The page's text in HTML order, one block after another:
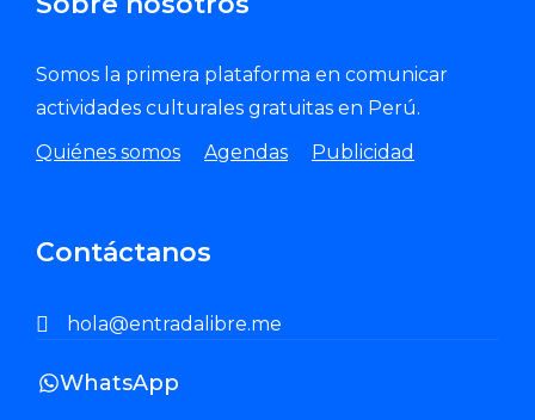
Somos la primera plataforma en comunicar
actividades culturales gratuitas en Perú.
Quiénes somos
Agendas Publicidad
Contáctanos
hola@entradalibre.me
WhatsApp